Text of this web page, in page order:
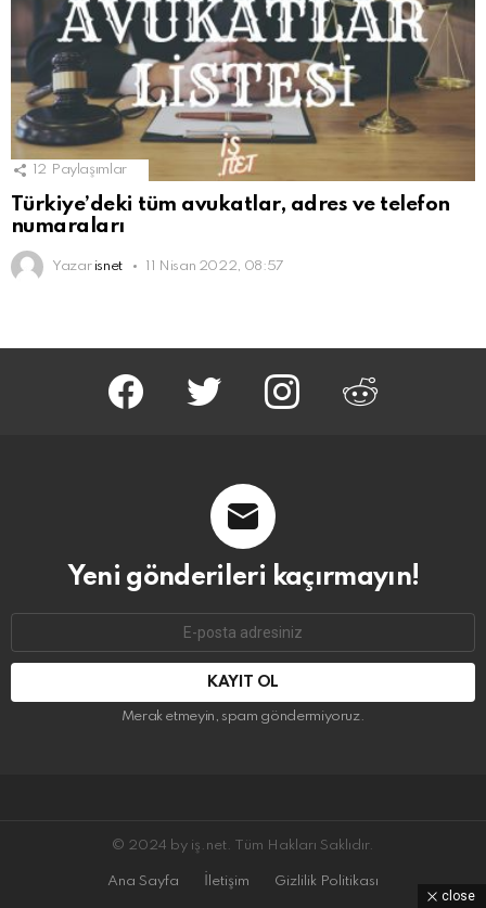
12 Paylaşımlar
Türkiye’deki tüm avukatlar, adres ve telefon
numaraları
Yazar isnet 11 Nisan 2022, 08:57
facebook twitter instagram reddit
Yeni gönderileri kaçırmayın!
adresi:
Merak etmeyin, spam göndermiyoruz.
© 2024 by iş.net. Tüm Hakları Saklıdır.
Ana Sayfa İletişim Gizlilik Politikası
close